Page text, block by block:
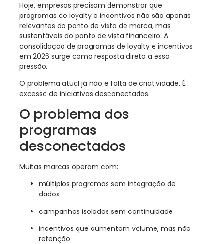
Hoje, empresas precisam demonstrar que
programas de loyalty e incentivos não são apenas
relevantes do ponto de vista de marca, mas
sustentáveis do ponto de vista financeiro. A
consolidação de programas de loyalty e incentivos
em 2026 surge como resposta direta a essa
pressão.
O problema atual já não é falta de criatividade. É
excesso de iniciativas desconectadas.
O problema dos
programas
desconectados
Muitas marcas operam com:
múltiplos programas sem integração de
dados
campanhas isoladas sem continuidade
incentivos que aumentam volume, mas não
retenção